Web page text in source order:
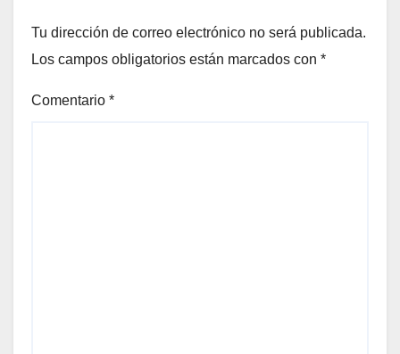
Tu dirección de correo electrónico no será publicada.
Los campos obligatorios están marcados con *
Comentario *